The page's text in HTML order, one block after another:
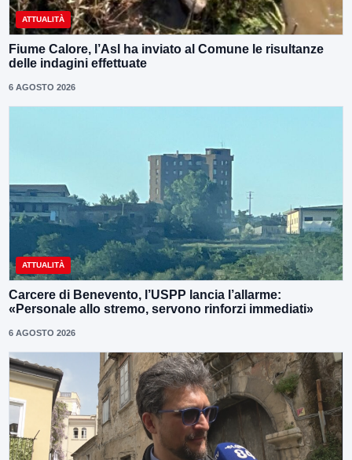
ATTUALITÀ
Fiume Calore, l’Asl ha inviato al Comune le risultanze
delle indagini effettuate
6 AGOSTO 2026
ATTUALITÀ
Carcere di Benevento, l’USPP lancia l’allarme:
«Personale allo stremo, servono rinforzi immediati»
6 AGOSTO 2026